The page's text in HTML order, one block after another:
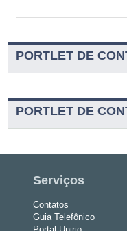
PORTLET DE
PORTLET DE
Serviços
Contatos
Guia Telefônico